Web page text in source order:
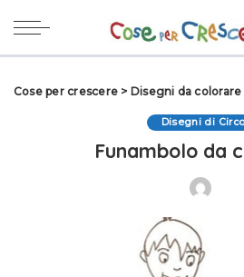
Cose per crescere > Disegni da
Disegni di
Funambolo da